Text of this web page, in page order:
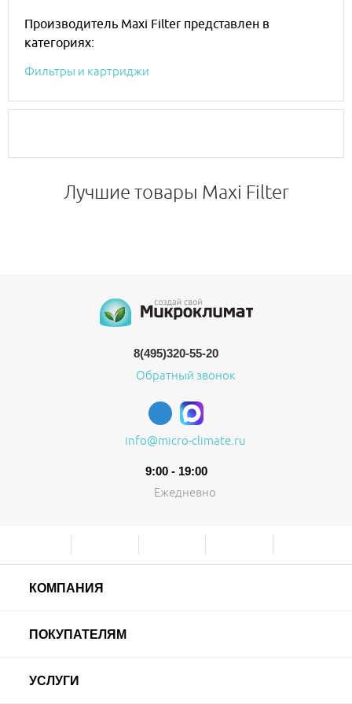
Производитель Maxi Filter представлен в
категориях:
Фильтры и картриджи
Лучшие товары Maxi Filter
8(495)320-55-20
Обратный звонок
info@micro-climate.ru
9:00 - 19:00
Ежедневно
КОМПАНИЯ
ПОКУПАТЕЛЯМ
УСЛУГИ